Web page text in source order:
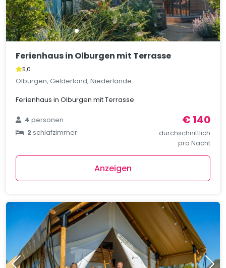
Ferienhaus in Olburgen mit Terrasse
5,0
Olburgen, Gelderland, Niederlande
Ferienhaus in Olburgen mit Terrasse
4personen
2schlafzimmer
€ 140
durchschnittlich
pro Nacht
Anzeigen